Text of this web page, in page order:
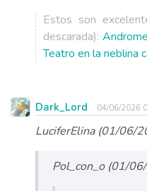
Estos son
descarada):
Teatro en la neblina
Dark_Lord 04/06/2026
LuciferElina (01/06/
Pol_con_o (01/